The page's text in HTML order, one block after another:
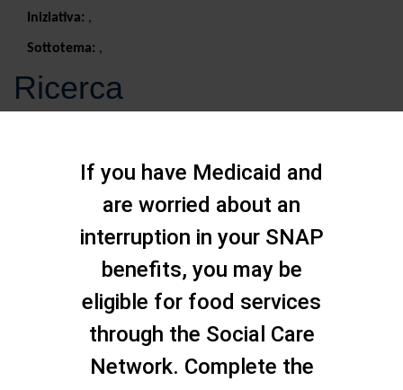
Iniziativa: ,
Sottotema: ,
Ricerca
If you have Medicaid and
are worried about an
interruption in your SNAP
benefits, you may be
eligible for food services
through the Social Care
Network. Complete the